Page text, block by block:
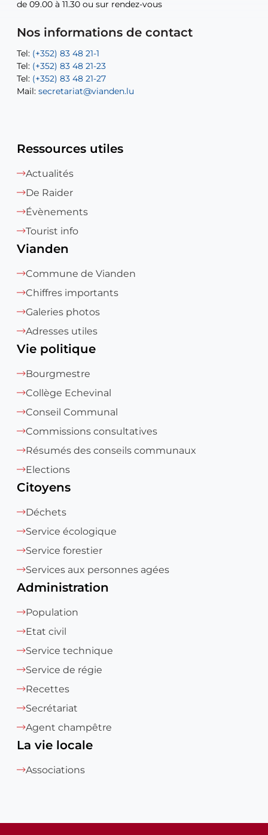
de 09.00 à 11.30 ou sur rendez-vous
Nos informations de contact
Tel: (+352) 83 48 21-1
Tel: (+352) 83 48 21-23
Tel: (+352) 83 48 21-27
Mail: secretariat@vianden.lu
de 09.00 à 11.30 ou sur rendez-vous
Tel: (+352) 83 48 21-20
Tel: (+352) 83 48 21-22
Mail:sofia.carvalho@vianden.lu
Mail: diane.storn@vianden.lu
Mail:recette@vianden.lu
Tel:(+352) 83 48 21-31
Tel:Permanence (Fuite d’eau) : 83 48 21 61
Ressources utiles
Actualités
De Raider
Évènements
Tourist info
Vianden
Commune de Vianden
Chiffres importants
Galeries photos
Adresses utiles
Vie politique
Bourgmestre
Collège Echevinal
Conseil Communal
Commissions consultatives
Résumés des conseils communaux
Elections
Citoyens
Déchets
Service écologique
Service forestier
Services aux personnes agées
Administration
Population
Etat civil
Service technique
Service de régie
Recettes
Secrétariat
Agent champêtre
La vie locale
Associations